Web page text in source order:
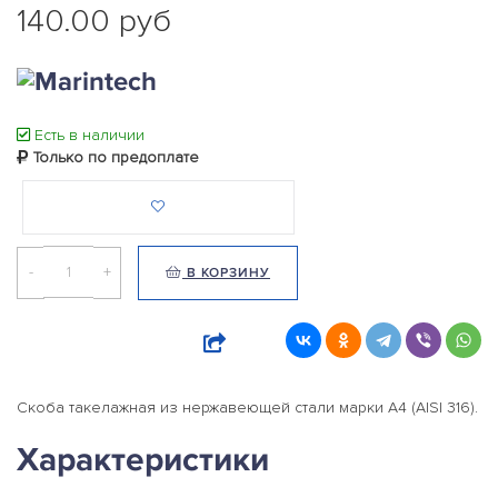
140.00 руб
Есть в наличии
Только по предоплате
- + В КОРЗИНУ
Скоба такелажная из нержавеющей стали марки А4 (AISI 316).
Характеристики